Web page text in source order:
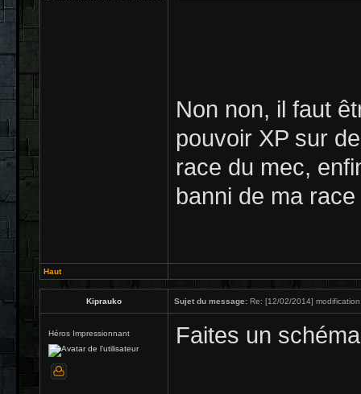
Non non, il faut
pouvoir XP sur
race du mec,
banni de ma
Haut
Kiprauko Sujet du message: Re: [12/02/2014] modification
Héros Impressionnant Faites un